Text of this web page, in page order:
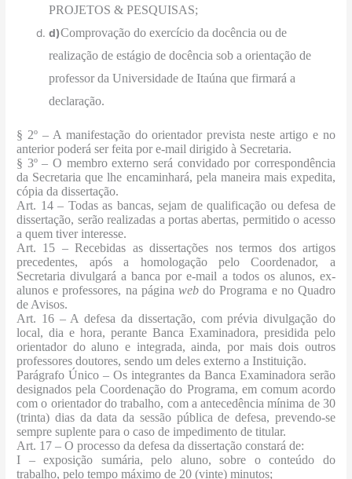
PROJETOS & PESQUISAS;
d)Comprovação do exercício da docência ou de
realização de estágio de docência sob a orientação de
professor da Universidade de Itaúna que firmará a
declaração.
§ 2º – A manifestação do orientador prevista neste artigo e no
anterior poderá ser feita por e-mail dirigido à Secretaria.
§ 3º – O membro externo será convidado por correspondência
da Secretaria que lhe encaminhará, pela maneira mais expedita,
cópia da dissertação.
Art. 14 – Todas as bancas, sejam de qualificação ou defesa de
dissertação, serão realizadas a portas abertas, permitido o acesso
a quem tiver interesse.
Art. 15 – Recebidas as dissertações nos termos dos artigos
precedentes, após a homologação pelo Coordenador, a
Secretaria divulgará a banca por e-mail a todos os alunos, ex-
alunos e professores, na página web do Programa e no Quadro
de Avisos.
Art. 16 – A defesa da dissertação, com prévia divulgação do
local, dia e hora, perante Banca Examinadora, presidida pelo
orientador do aluno e integrada, ainda, por mais dois outros
professores doutores, sendo um deles externo a Instituição.
Parágrafo Único– Os integrantes da Banca Examinadora serão
designados pela Coordenação do Programa, em comum acordo
com o orientador do trabalho, com a antecedência mínima de 30
(trinta) dias da data da sessão pública de defesa, prevendo-se
sempre suplente para o caso de impedimento de titular.
Art. 17– O processo da defesa da dissertação constará de:
I – exposição sumária, pelo aluno, sobre o conteúdo do
trabalho, pelo tempo máximo de 20 (vinte) minutos;